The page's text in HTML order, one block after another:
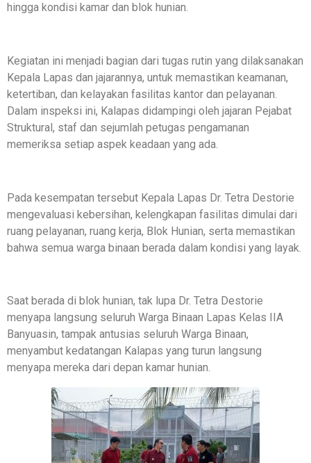
hingga kondisi kamar dan blok hunian.
Kegiatan ini menjadi bagian dari tugas rutin yang dilaksanakan
Kepala Lapas dan jajarannya, untuk memastikan keamanan,
ketertiban, dan kelayakan fasilitas kantor dan pelayanan.
Dalam inspeksi ini, Kalapas didampingi oleh jajaran Pejabat
Struktural, staf dan sejumlah petugas pengamanan
memeriksa setiap aspek keadaan yang ada.
Pada kesempatan tersebut Kepala Lapas Dr. Tetra Destorie
mengevaluasi kebersihan, kelengkapan fasilitas dimulai dari
ruang pelayanan, ruang kerja, Blok Hunian, serta memastikan
bahwa semua warga binaan berada dalam kondisi yang layak.
Saat berada di blok hunian, tak lupa Dr. Tetra Destorie
menyapa langsung seluruh Warga Binaan Lapas Kelas IIA
Banyuasin, tampak antusias seluruh Warga Binaan,
menyambut kedatangan Kalapas yang turun langsung
menyapa mereka dari depan kamar hunian.